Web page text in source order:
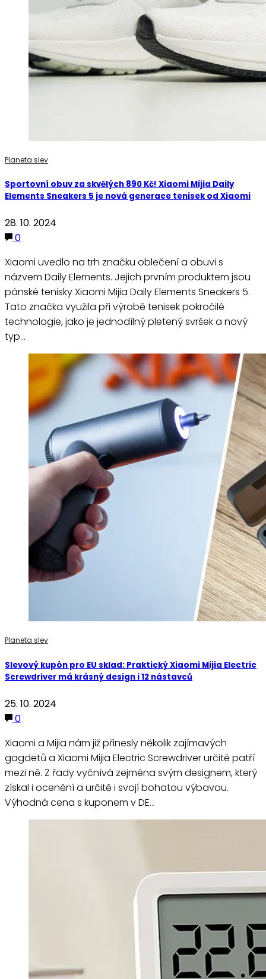
Planeta slev
Sportovní obuv za skvělých 890 Kč! Xiaomi Mijia Daily
Elements Sneakers 5 je nová generace tenisek od Xiaomi
28. 10. 2024
0
Xiaomi uvedlo na trh značku oblečení a obuvi s
názvem Daily Elements. Jejich prvním produktem jsou
pánské tenisky Xiaomi Mijia Daily Elements Sneakers 5.
Tato značka využila při výrobě tenisek pokročilé
technologie, jako je jednodílný pletený svršek a nový
typ…
Planeta slev
Slevový kupón pro EU sklad: Praktický Xiaomi Mijia Electric
Screwdriver má krásný design i 12 nástavců
25. 10. 2024
0
Xiaomi a Mijia nám již přinesly několik zajímavých
gagdetů a Xiaomi Mijia Electric Screwdriver určitě patří
mezi ně. Z řady vyčnívá zejména svým designem, který
získal i ocenění a určitě i svojí bohatou výbavou.
Výhodná cena s kuponem v DE…